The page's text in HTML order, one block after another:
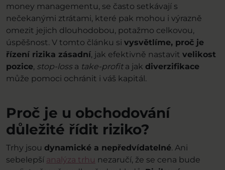
money managementu, se často setkávají s
nečekanými ztrátami, které pak mohou i výrazně
omezit jejich dlouhodobou, potažmo celkovou,
úspěšnost. V tomto článku si vysvětlíme, proč je
řízení rizika zásadní, jak efektivně nastavit velikost
pozice, stop-lossa take-profita jak diverzifikace
může pomoci ochránit i váš kapitál.
Proč je u obchodování
důležité řídit riziko?
Trhy jsou dynamické a nepředvídatelné. Ani
sebelepší analýza trhu nezaručí, že se cena bude